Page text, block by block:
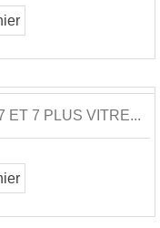
ET 7 PLUS VITRE...